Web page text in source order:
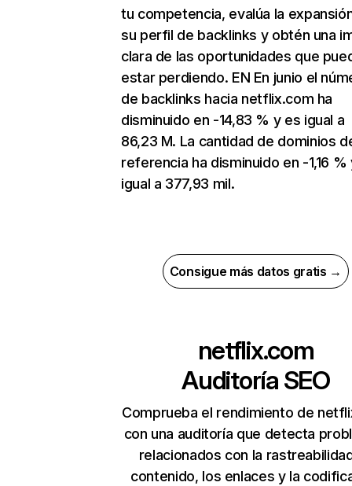
tu competencia, evalúa la
su perfil de backlinks y obtén una
clara de las oportunidades que
estar perdiendo. EN En junio el
de backlinks hacia netflix.com ha
disminuido en -14,83 % y es igual a
86,23 M. La cantidad de dominios
referencia ha disminuido en -1,16 %
igual a 377,93 mil.
Consigue más datos gratis →
netflix.com
Auditoría SEO
Comprueba el rendimiento de
con una auditoría que detecta
relacionados con la
contenido, los enlaces y la